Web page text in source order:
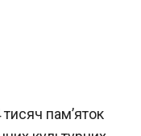
тисяч пам’яток